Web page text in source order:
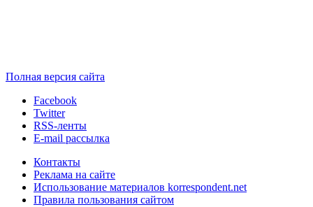
Полная версия сайта
Facebook
Twitter
RSS-ленты
E-mail рассылка
Контакты
Реклама на сайте
Использование материалов korrespondent.net
Правила пользования сайтом